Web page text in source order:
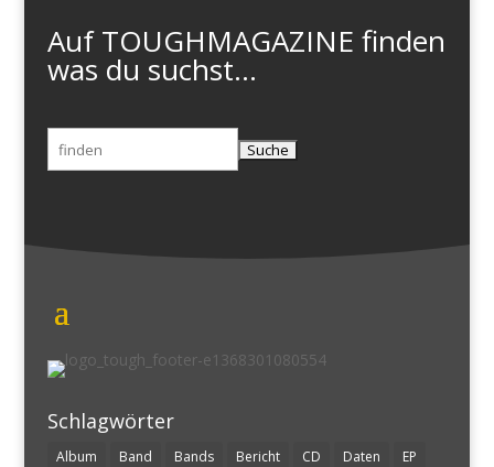
Auf TOUGHMAGAZINE finden
was du suchst...
Suchen
nach:
Schlagwörter
Album Band Bands Bericht CD Daten EP